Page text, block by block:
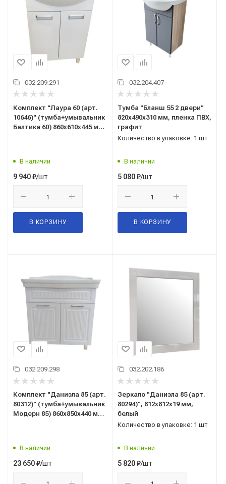
032.209.291
Комплект "Лаура 60 (арт.
10646)" (тумба+умывальник
Балтика 60) 860x610x445 мм,
В наличии
9 940₽/шт
В КОРЗИНУ
032.204.407
Тумба "Бланш 55 2 двери"
820x490x310 мм, пленка ПВХ,
графит
Количество в упаковке: 1 шт
В наличии
5 080₽/шт
В КОРЗИНУ
032.209.298
Комплект "Даниэла 85 (арт.
80312)" (тумба+умывальник
Модерн 85) 860x850x440 мм,
В наличии
23 650₽/шт
032.202.186
Зеркало "Даниэла 85 (арт.
80294)", 812x812x19 мм,
белый
Количество в упаковке: 1 шт
В наличии
5 820₽/шт